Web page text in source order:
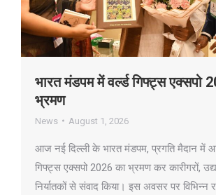
भारत मंडपम में वर्ल्ड गिफ्ट्स एक्सपो
भ्रमण
News August 1, 2026
आज नई दिल्ली के भारत मंडपम, प्रगति मैदान में
गिफ्ट्स एक्सपो 2026 का भ्रमण कर कारीगरों,
निर्यातकों से संवाद किया। इस अवसर पर विभिन्न